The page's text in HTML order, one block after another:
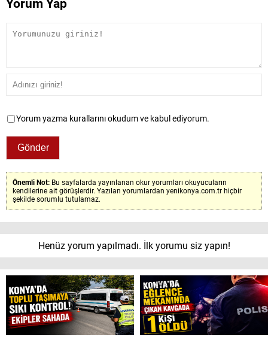
Yorum Yap
Yorum yazma kurallarını okudum ve kabul ediyorum.
Önemli Not: Bu sayfalarda yayınlanan okur yorumları okuyucuların
kendilerine ait görüşlerdir. Yazılan yorumlardan yenikonya.com.tr hiçbir
şekilde sorumlu tutulamaz.
Henüz yorum yapılmadı. İlk yorumu siz yapın!